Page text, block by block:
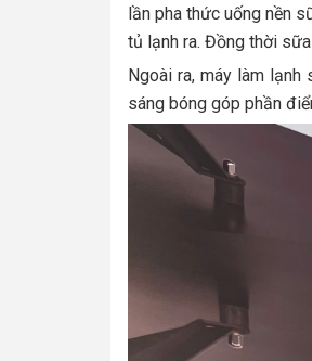
lần pha thức uống nền
tủ lạnh ra. Đồng thời
Ngoài ra, máy làm
sáng bóng góp phần